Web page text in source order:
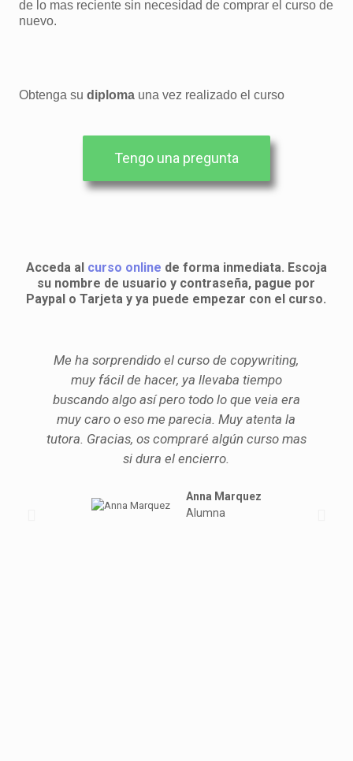
de lo mas reciente sin necesidad de comprar el curso de
nuevo.
Obtenga sudiploma una vez realizado el curso
Tengo una pregunta
Acceda al curso online de forma inmediata. Escoja
su nombre de usuario y contraseña, pague por
Paypal o Tarjeta y ya puede empezar con el curso.
Me ha sorprendido el curso de copywriting,
muy fácil de hacer, ya llevaba tiempo
buscando algo así pero todo lo que veia era
muy caro o eso me parecia. Muy atenta la
tutora. Gracias, os compraré algún curso mas
si dura el encierro.
Anna Marquez
Alumna